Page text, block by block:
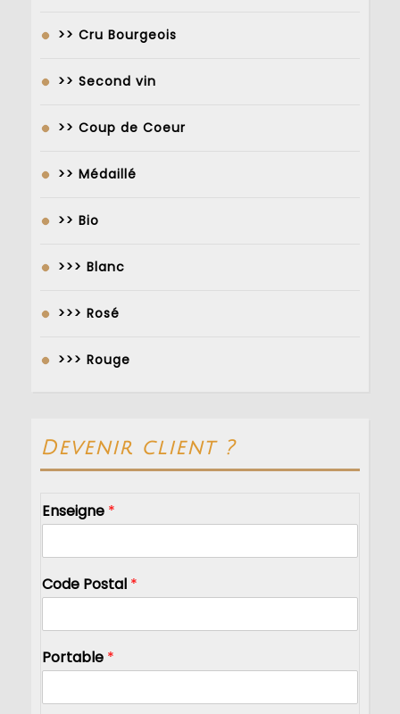
>> Cru Bourgeois
>> Second vin
>> Coup de Coeur
>> Médaillé
>> Bio
>>> Blanc
>>> Rosé
>>> Rouge
Devenir client ?
Enseigne *
Code Postal *
Portable *